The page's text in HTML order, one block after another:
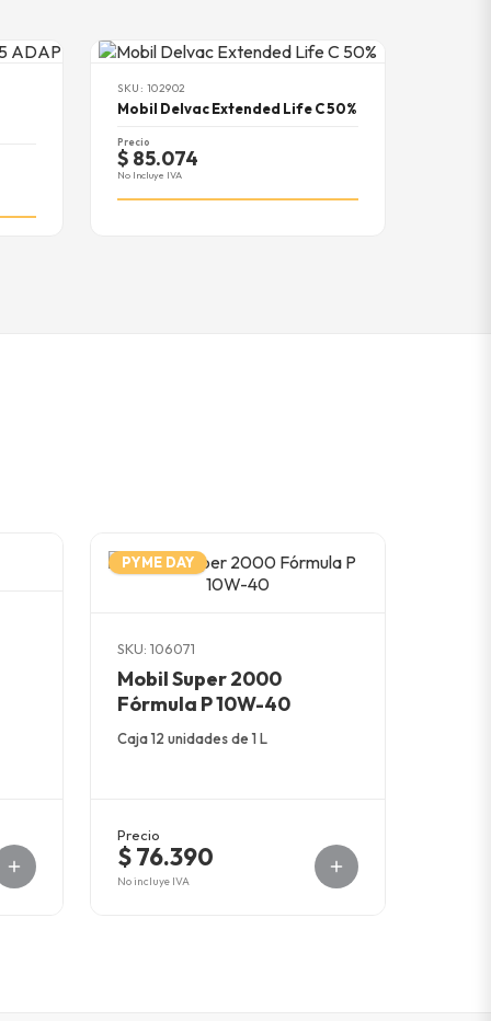
SKU: 102902
Mobil Delvac Extended Life C 50%
Precio
$ 85.074
No Incluye IVA
PYME DAY
SKU: 106071
Mobil Super 2000
Fórmula P 10W-40
Caja 12 unidades de 1 L
Precio
$ 76.390
No incluye IVA